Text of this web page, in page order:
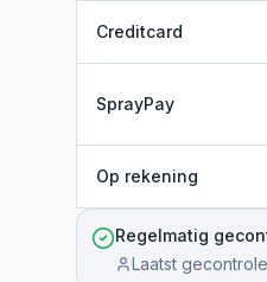
Creditcard
SprayPay
Op rekening
Regelmatig
Laatst